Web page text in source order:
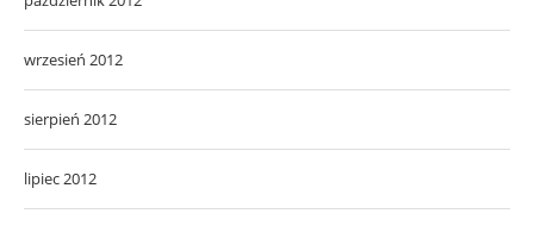
wrzesień 2012
sierpień 2012
lipiec 2012